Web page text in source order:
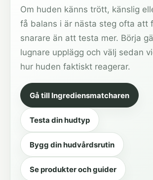
Om huden känns trött, känslig
få balans i är nästa steg ofta att
snarare än att testa mer. Börja
lugnare upplägg och välj sedan
hur huden faktiskt reagerar.
Gå till Ingrediensmatcharen
Testa din hudtyp
Bygg din hudvårdsrutin
Se produkter och guider